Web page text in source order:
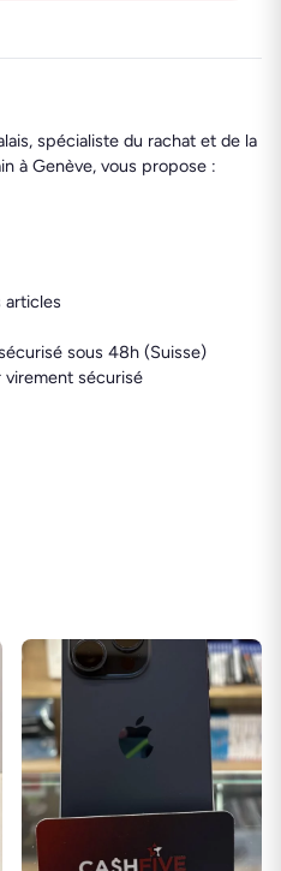
spécialiste du rachat et de la
à Genève, vous propose :
articles
sous 48h (Suisse)
virement sécurisé